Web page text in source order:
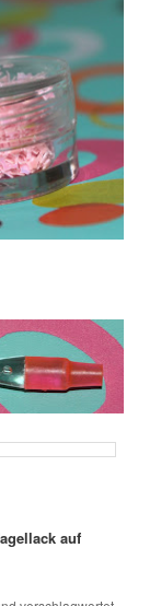
auf